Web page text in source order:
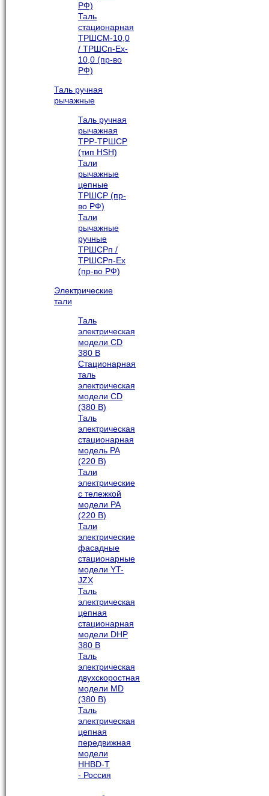
РФ)
Таль
стационарная
ТРШСМ-10,0
/ ТРШСп-Ex-
10,0 (пр-во
РФ)
Таль ручная
рычажные
Таль ручная
рычажная
ТРР-ТРШСР
(тип HSH)
Тали
рычажные
цепные
ТРШСР (пр-
во РФ)
Тали
рычажные
ручные
ТРШСРп /
ТРШСРп-Ех
(пр-во РФ)
Электрические
тали
Таль
электрическая
модели CD
380 В
Стационарная
таль
электрическая
модели CD
(380 В)
Таль
электрическая
стационарная
модель РА
(220 В)
Тали
электрические
с тележкой
модели РА
(220 В)
Тали
электрические
фасадные
стационарные
модели YT-
JZX
Таль
электрическая
цепная
стационарная
модели DHP
380 В
Таль
электрическая
двухскоростная
модели MD
(380 В)
Таль
электрическая
цепная
передвижная
модели
HHBD-T
- Россия